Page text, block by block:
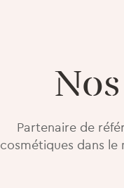
Partenaire de
cosmétiques dans